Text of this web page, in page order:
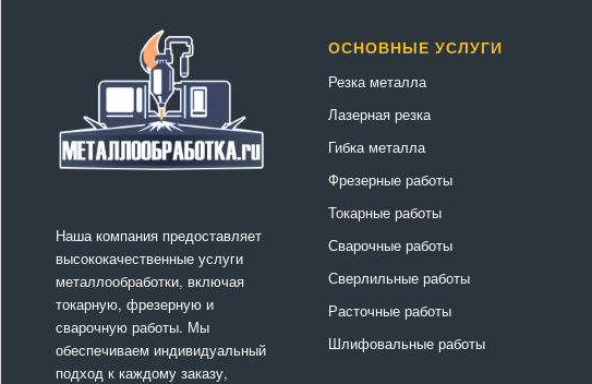
Наша компания предоставляет
высококачественные услуги
металлообработки, включая
токарную, фрезерную и
сварочную работы. Мы
обеспечиваем индивидуальный
подход к каждому заказу,
ОСНОВНЫЕ УСЛУГИ
Резка металла
Лазерная резка
Гибка металла
Фрезерные работы
Токарные работы
Сварочные работы
Сверлильные работы
Расточные работы
Шлифовальные работы